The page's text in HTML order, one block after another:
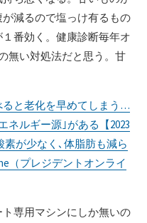
減るので塩っけ有るもの
番効く。健康診断毎年オ
無い対処法だと思う。甘
と老化を早めてしまう…
ネルギー源｣がある【2023
が少なく､体脂肪も減ら
（プレジデントオンライ
専用マシンにしか無いの